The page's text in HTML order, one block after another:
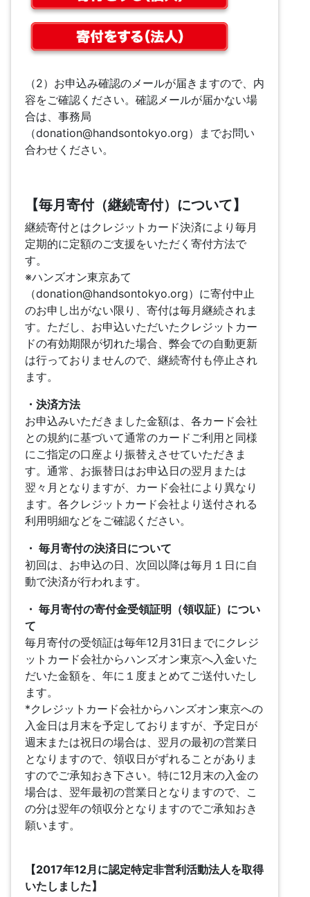
（2）お申込み確認のメールが届きますので、内
容をご確認ください。確認メールが届かない場
合は、事務局
（donation@handsontokyo.org）までお問い
合わせください。
【毎月寄付（継続寄付）について】
継続寄付とはクレジットカード決済により毎月
定期的に定額のご支援をいただく寄付方法で
す。
※ハンズオン東京あて
（donation@handsontokyo.org）に寄付中止
のお申し出がない限り、寄付は毎月継続されま
す。ただし、お申込いただいたクレジットカー
ドの有効期限が切れた場合、弊会での自動更新
は行っておりませんので、継続寄付も停止され
ます。
・決済方法
お申込みいただきました金額は、各カード会社
との規約に基づいて通常のカードご利用と同様
にご指定の口座より振替えさせていただきま
す。通常、お振替日はお申込日の翌月または
翌々月となりますが、カード会社により異なり
ます。各クレジットカード会社より送付される
利用明細などをご確認ください。
・ 毎月寄付の決済日について
初回は、お申込の日、次回以降は毎月１日に自
動で決済が行われます。
・ 毎月寄付の寄付金受領証明（領収証）につい
て
毎月寄付の受領証は毎年12月31日までにクレジ
ットカード会社からハンズオン東京へ入金いた
だいた金額を、年に１度まとめてご送付いたし
ます。
*クレジットカード会社からハンズオン東京への
入金日は月末を予定しておりますが、予定日が
週末または祝日の場合は、翌月の最初の営業日
となりますので、領収日がずれることがありま
すのでご承知おき下さい。特に12月末の入金の
場合は、翌年最初の営業日となりますので、こ
の分は翌年の領収分となりますのでご承知おき
願います。
【2017年12月に認定特定非営利活動法人を取得
いたしました】